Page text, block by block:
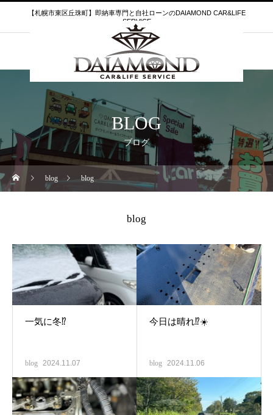
【札幌市東区丘珠町】即納車専門と自社ローンのDAIAMOND CAR&LIFE
SERVICE
BLOG
ブログ
blog blog
blog
一気に冬⁉️
blog 2024.11.07
今日は晴れ⁉️☀️
blog 2024.11.06